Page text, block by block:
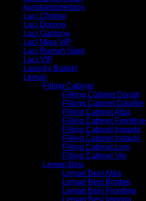
kursikantorterlaris
Laci Chitose
Laci Dorong
Laci Gantung
Laci Meja VIP
Laci Rumah Sakit
Laci VIP
Laundry Basket
Lemari
Filling Cabinet
Filking Cabinet Donati
Fillimg Cabinet Datafile
Filling Cabinet Alba
Filling Cabinet Frontline
Filling Cabinet Importa
Filling Cabinet Indachi
Filling Cabinet Lion
Filling Cabinet Vip
Lemari Besi
Lemari Besi Alba
Lemari Besi Brother
Lemari Besi Frontline
Lemari Besi Importa